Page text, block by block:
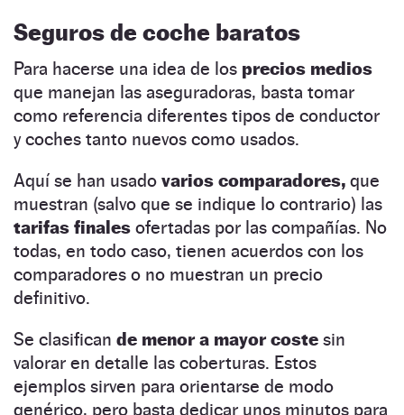
Seguros de coche baratos
Para hacerse una idea de los precios medios
que manejan las aseguradoras, basta tomar
como referencia diferentes tipos de conductor
y coches tanto nuevos como usados.
Aquí se han usado varios comparadores, que
muestran (salvo que se indique lo contrario) las
tarifas finales ofertadas por las compañías. No
todas, en todo caso, tienen acuerdos con los
comparadores o no muestran un precio
definitivo.
Se clasifican de menor a mayor coste sin
valorar en detalle las coberturas. Estos
ejemplos sirven para orientarse de modo
genérico, pero basta dedicar unos minutos para